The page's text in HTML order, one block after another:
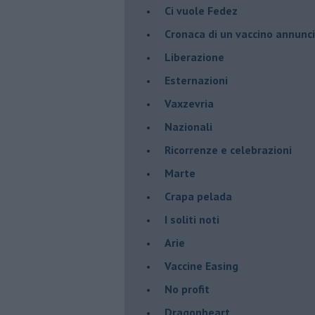
​Ci vuole Fedez
​Cronaca di un vaccino
​Liberazione
Esternazioni
Vaxzevria
Nazionali
​Ricorrenze e celebrazioni
Marte
​Crapa pelada
​I soliti noti
Arie
​Vaccine Easing
No profit
Dragonheart